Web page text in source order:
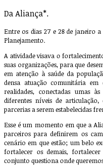
Da Aliança*.
Entre os dias 27 e 28 de janeiro
Planejamento.
A atividade visava o
suas organizações, para que
em atenção à saúde da
densa atuação comunitária
realidades, conectadas umas
diferentes níveis de
parcerias a serem estabelecidas
Esse é um momento em que a
parceiros para definirem os
cenário em que estão; um belo
fortalecer os demais,
conjunto questiona onde